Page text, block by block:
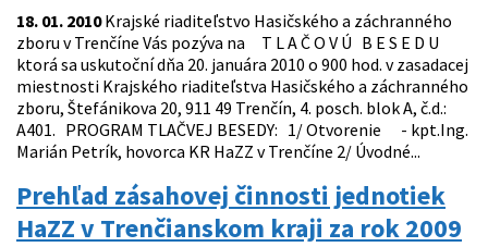
18. 01. 2010Krajské riaditeľstvo Hasičského a záchranného
zboru v Trenčíne Vás pozýva na T L A Č O V Ú B E S E D U
ktorá sa uskutoční dňa 20. januára 2010 o 900 hod. v zasadacej
miestnosti Krajského riaditeľstva Hasičského a záchranného
zboru, Štefánikova 20, 911 49 Trenčín, 4. posch. blok A, č.d.:
A401. PROGRAM TLAČVEJ BESEDY: 1/ Otvorenie - kpt.Ing.
Marián Petrík, hovorca KR HaZZ v Trenčíne 2/ Úvodné...
Prehľad zásahovej činnosti jednotiek
HaZZ v Trenčianskom kraji za rok 2009